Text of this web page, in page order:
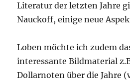
Literatur der letzten Jahre
Nauckoff, einige neue
Loben möchte ich zudem
interessante Bildmaterial
Dollarnoten über die Jahre